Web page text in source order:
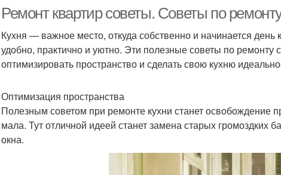
Ремонт квартир советы. Советы по
Кухня — важное место, откуда собственно и начинается
удобно, практично и уютно. Эти полезные советы по ремонту
оптимизировать пространство и сделать свою кухню
Оптимизация пространства
Полезным советом при ремонте кухни станет освобождение
мала. Тут отличной идеей станет замена старых громоздких
окна.